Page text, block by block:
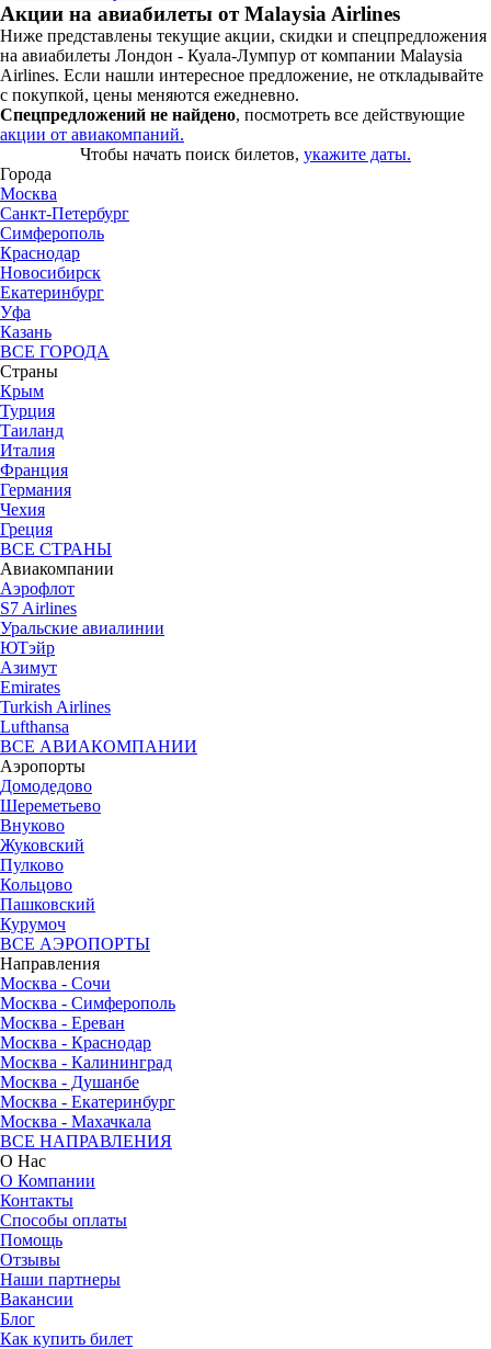
Акции на авиабилеты от Malaysia Airlines
Ниже представлены текущие акции, скидки и спецпредложения
на авиабилеты Лондон - Куала-Лумпур от компании Malaysia
Airlines. Если нашли интересное предложение, не откладывайте
с покупкой, цены меняются ежедневно.
Спецпредложений не найдено, посмотреть все действующие
акции от авиакомпаний.
Чтобы начать поиск билетов, укажите даты.
Города
Москва
Санкт-Петербург
Симферополь
Краснодар
Новосибирск
Екатеринбург
Уфа
Казань
ВСЕ ГОРОДА
Страны
Крым
Турция
Таиланд
Италия
Франция
Германия
Чехия
Греция
ВСЕ СТРАНЫ
Авиакомпании
Аэрофлот
S7 Airlines
Уральские авиалинии
ЮТэйр
Азимут
Emirates
Turkish Airlines
Lufthansa
ВСЕ АВИАКОМПАНИИ
Аэропорты
Домодедово
Шереметьево
Внуково
Жуковский
Пулково
Кольцово
Пашковский
Курумоч
ВСЕ АЭРОПОРТЫ
Направления
Москва - Сочи
Москва - Симферополь
Москва - Ереван
Москва - Краснодар
Москва - Калининград
Москва - Душанбе
Москва - Екатеринбург
Москва - Махачкала
ВСЕ НАПРАВЛЕНИЯ
О Нас
О Компании
Контакты
Способы оплаты
Помощь
Отзывы
Наши партнеры
Вакансии
Блог
Как купить билет